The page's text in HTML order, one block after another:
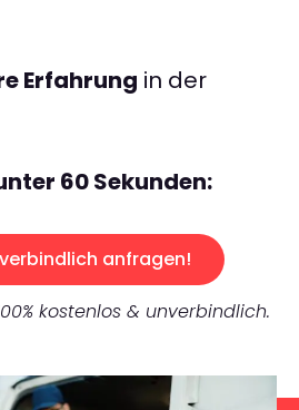
Erfahrung in der
60 Sekunden:
anfragen!
kostenlos & unverbindlich.